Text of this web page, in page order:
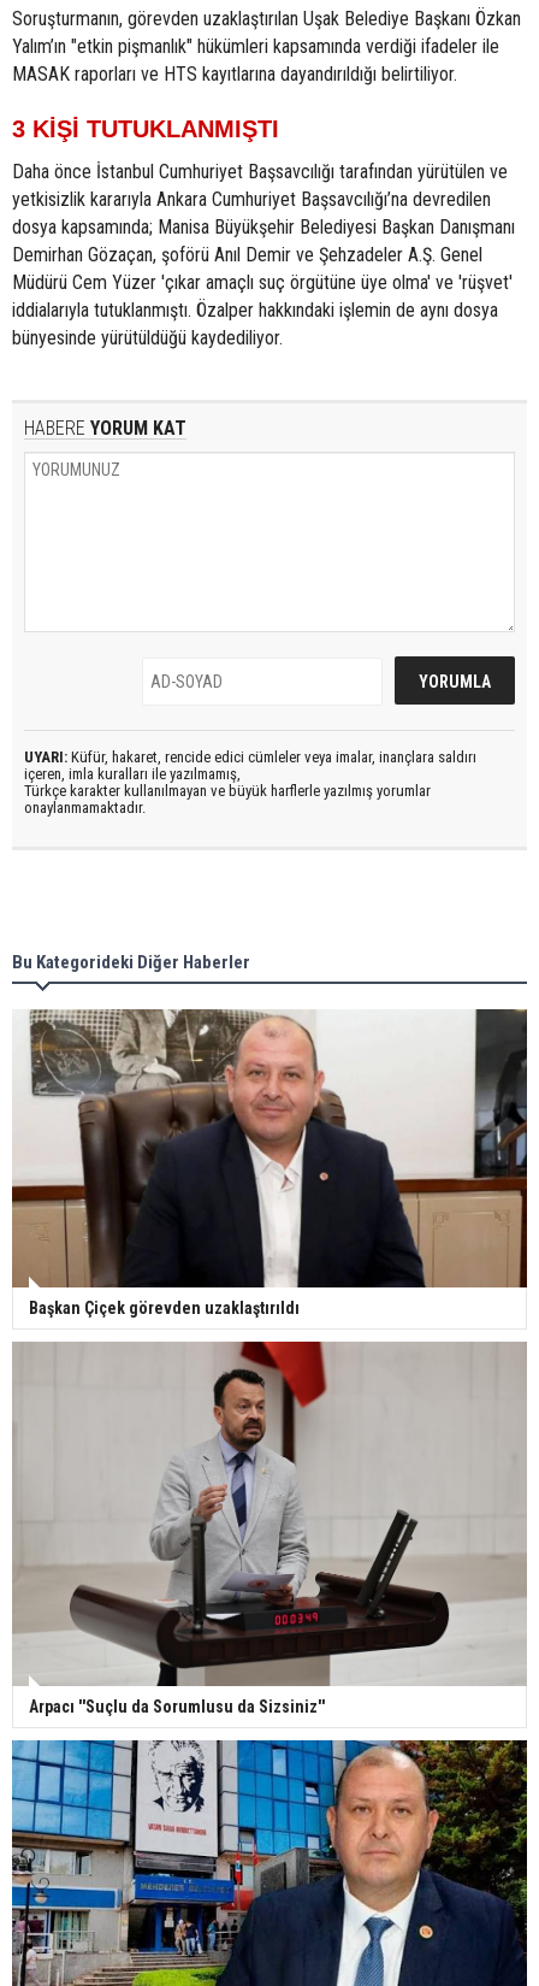
Soruşturmanın, görevden uzaklaştırılan Uşak Belediye Başkanı Özkan
Yalım’ın "etkin pişmanlık" hükümleri kapsamında verdiği ifadeler ile
MASAK raporları ve HTS kayıtlarına dayandırıldığı belirtiliyor.
3 KİŞİ TUTUKLANMIŞTI
Daha önce İstanbul Cumhuriyet Başsavcılığı tarafından yürütülen ve
yetkisizlik kararıyla Ankara Cumhuriyet Başsavcılığı’na devredilen
dosya kapsamında; Manisa Büyükşehir Belediyesi Başkan Danışmanı
Demirhan Gözaçan, şoförü Anıl Demir ve Şehzadeler A.Ş. Genel
Müdürü Cem Yüzer 'çıkar amaçlı suç örgütüne üye olma' ve 'rüşvet'
iddialarıyla tutuklanmıştı. Özalper hakkındaki işlemin de aynı dosya
bünyesinde yürütüldüğü kaydediliyor.
HABERE YORUM KAT
UYARI: Küfür, hakaret, rencide edici cümleler veya imalar, inançlara saldırı
içeren, imla kuralları ile yazılmamış,
Türkçe karakter kullanılmayan ve büyük harflerle yazılmış yorumlar
onaylanmamaktadır.
Bu Kategorideki Diğer Haberler
Başkan Çiçek görevden uzaklaştırıldı
Arpacı ''Suçlu da Sorumlusu da Sizsiniz''